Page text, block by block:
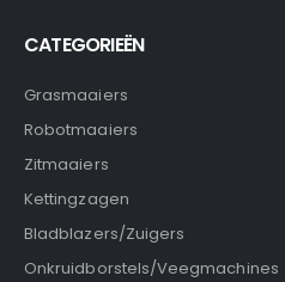
CATEGORIEËN
Grasmaaiers
Robotmaaiers
Zitmaaiers
Kettingzagen
Bladblazers/Zuigers
Onkruidborstels/Veegmachines